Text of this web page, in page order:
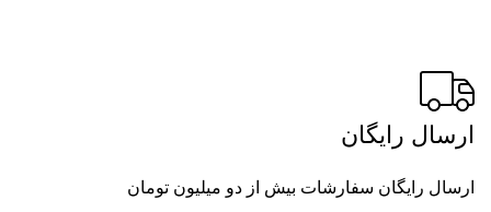
ارسال رایگان
ارسال رایگان سفارشات بیش از دو میلیون تومان